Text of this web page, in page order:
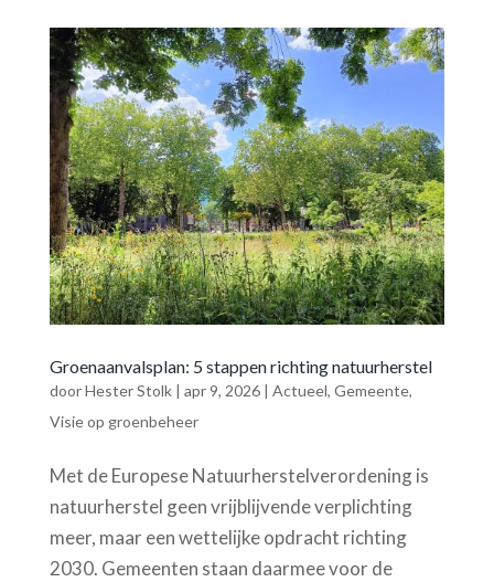
Groenaanvalsplan: 5 stappen richting natuurherstel
doorHester Stolk| apr 9, 2026| Actueel, Gemeente,
Visie op groenbeheer
Met de Europese Natuurherstelverordening is
natuurherstel geen vrijblijvende verplichting
meer, maar een wettelijke opdracht richting
2030. Gemeenten staan daarmee voor de